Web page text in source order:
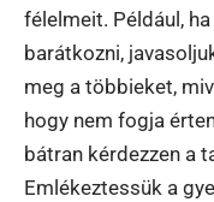
félelmeit. Például,
barátkozni,
meg a többieket,
hogy nem fogja
bátran kérdezzen a
Emlékeztessük a